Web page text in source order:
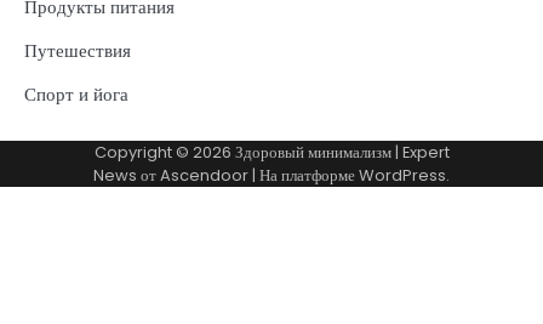
Продукты питания
Путешествия
Спорт и йога
Copyright © 2026 Здоровый минимализм| Expert
News отAscendoor| На платформеWordPress.